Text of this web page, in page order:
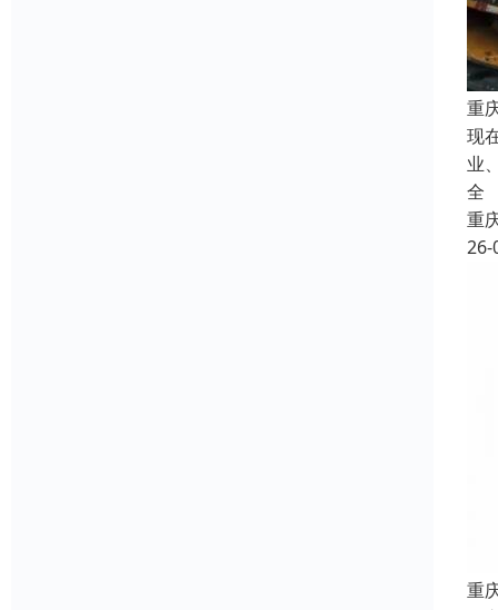
重
现
业
全
重
26-
重